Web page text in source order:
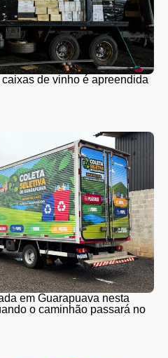
de vinho é apreendida
em Guarapuava nesta
o caminhão passará no